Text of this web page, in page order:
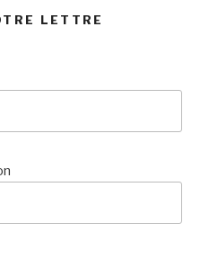
LETTRE